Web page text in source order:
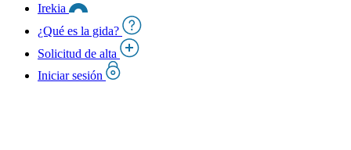
Irekia
¿Qué es la gida?
Solicitud de alta
Iniciar sesión